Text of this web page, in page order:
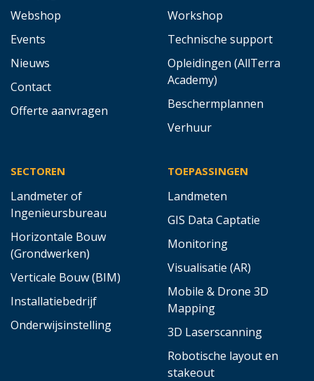
Webshop
Events
Nieuws
Contact
Offerte aanvragen
Workshop
Technische support
Opleidingen (AllTerra
Academy)
Beschermplannen
Verhuur
SECTOREN
Landmeter of
Ingenieursbureau
Horizontale Bouw
(Grondwerken)
Verticale Bouw (BIM)
Installatiebedrijf
Onderwijsinstelling
TOEPASSINGEN
Landmeten
GIS Data Captatie
Monitoring
Visualisatie (AR)
Mobile & Drone 3D
Mapping
3D Laserscanning
Robotische layout en
stakeout